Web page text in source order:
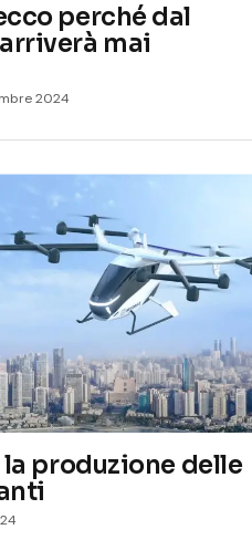
perché dal
mai
2024
la produzione delle